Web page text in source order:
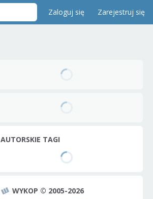
Zaloguj się Zarejestruj się
AUTORSKIE TAGI
WYKOP © 2005-2026